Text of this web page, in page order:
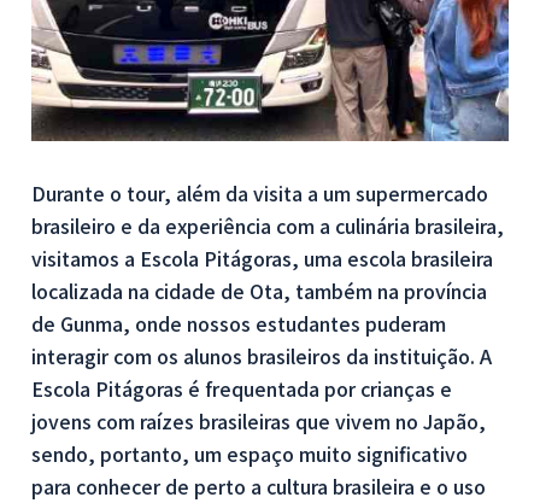
Durante o tour, além da visita a um supermercado
brasileiro e da experiência com a culinária brasileira,
visitamos a Escola Pitágoras, uma escola brasileira
localizada na cidade de Ota, também na província
de Gunma, onde nossos estudantes puderam
interagir com os alunos brasileiros da instituição. A
Escola Pitágoras é frequentada por crianças e
jovens com raízes brasileiras que vivem no Japão,
sendo, portanto, um espaço muito significativo
para conhecer de perto a cultura brasileira e o uso